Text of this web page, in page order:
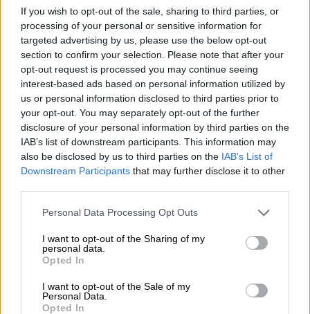
If you wish to opt-out of the sale, sharing to third parties, or
processing of your personal or sensitive information for
targeted advertising by us, please use the below opt-out
section to confirm your selection. Please note that after your
opt-out request is processed you may continue seeing
interest-based ads based on personal information utilized by
us or personal information disclosed to third parties prior to
your opt-out. You may separately opt-out of the further
disclosure of your personal information by third parties on the
IAB’s list of downstream participants. This information may
also be disclosed by us to third parties on the IAB’s List of
Downstream Participants that may further disclose it to other
Please note that this website/app uses one or more Google
not limited to your visit or usage behaviour. You may click to
grant or deny consent to Google and its third-party tags to
use your data for below specified purposes in below Google
consent section.
Personal Data Processing Opt Outs
I want to opt-out of the Sharing of my
personal data.
Opted In
I want to opt-out of the Sale of my
Personal Data.
Opted In
γυναίκες στηΝέα Αλικαρνασσό Κρήτης.
Δράστης της επίθεσης40χρονος, ο οποίος
φέρεται να ξυλοκόπησε τη39χρονη σύζυγό
του με κλωτσιές και μπουνιές σε διάφορα
σημεία του σώματός τηςαλλά και με
μεταλλικό αντικείμενο στην πλάτη, όπως
κατήγγειλε το θύμα.
Από τη μανία του δε γλίτωσε ούτε η19χρονη
κόρη του που δέχθηκε χτυπήματαστο
τη μητέρα αφού, σύμφωνα με την καταγγελία,
τη γρονθοκόπησε στην κοιλιά και την
εξύβρισε αναφέρει το
Για το περιστατικό που σημειώθηκε σε
καταυλισμό Ρομά ενημερώθηκε ή Αστυνομία